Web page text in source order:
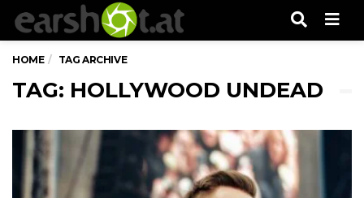
HOME TAG ARCHIVE
TAG: HOLLYWOOD UNDEAD